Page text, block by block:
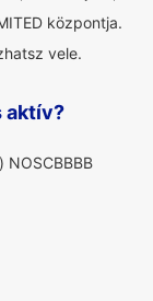
központja.
vele.
aktív?